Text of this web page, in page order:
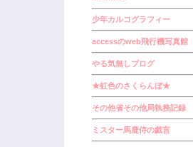
少年カルコグラフィー
accessのweb飛行機写真館
やる気無しブログ
★虹色のさくらんぼ★
その他省その他局執務記録
ミスター馬鹿侍の戯言